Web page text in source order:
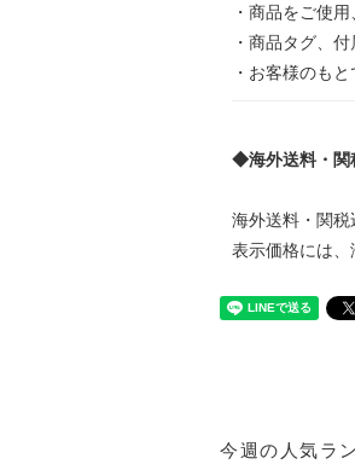
・商品をご使
・商品タグ、
・お客様のも
◆海外送料・関
海外送料・関税
表示価格には
今週の人気ラ